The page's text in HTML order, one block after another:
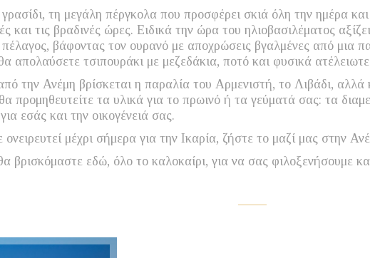
τη μεγάλη πέργκολα που προσφέρει σκιά όλη την ημέρα και
και τις βραδινές ώρες. Ειδικά την ώρα του ηλιοβασιλέματος
πέλαγος, βάφοντας τον ουρανό με αποχρώσεις βγαλμένες από μια
απολαύσετε τσιπουράκι με μεζεδάκια, ποτό και φυσικά
την Ανέμη βρίσκεται η παραλία του Αρμενιστή, το Λιβάδι,
προμηθευτείτε τα υλικά για το πρωινό ή τα γεύματά σας: τα
εσάς και την οικογένειά σας.
ονειρευτεί μέχρι σήμερα για την Ικαρία, ζήστε το μαζί μας στην
βρισκόμαστε εδώ, όλο το καλοκαίρι, για να σας φιλοξενήσουμε